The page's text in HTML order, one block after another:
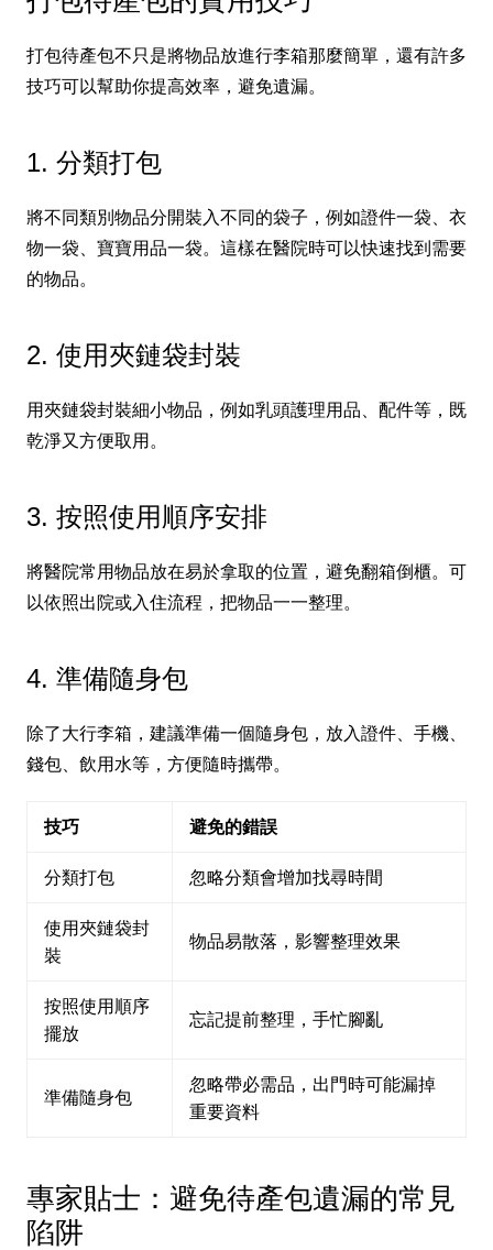
打包待產包不只是將物品放進行李箱那麼簡單，還有許多
技巧可以幫助你提高效率，避免遺漏。
1. 分類打包
將不同類別物品分開裝入不同的袋子，例如證件一袋、衣
物一袋、寶寶用品一袋。這樣在醫院時可以快速找到需要
的物品。
2. 使用夾鏈袋封裝
用夾鏈袋封裝細小物品，例如乳頭護理用品、配件等，既
乾淨又方便取用。
3. 按照使用順序安排
將醫院常用物品放在易於拿取的位置，避免翻箱倒櫃。可
以依照出院或入住流程，把物品一一整理。
4. 準備隨身包
除了大行李箱，建議準備一個隨身包，放入證件、手機、
錢包、飲用水等，方便隨時攜帶。
技巧 避免的錯誤
分類打包 忽略分類會增加找尋時間
使用夾鏈袋封
裝
物品易散落，影響整理效果
按照使用順序
擺放
忘記提前整理，手忙腳亂
準備隨身包
忽略帶必需品，出門時可能漏掉
重要資料
專家貼士：避免待產包遺漏的常見
陷阱